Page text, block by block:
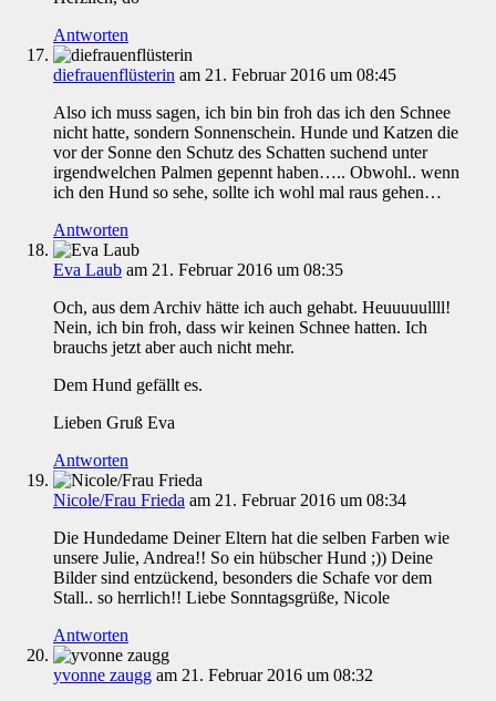
Antworten
diefrauenflüsterin am 21. Februar 2016 um 08:45
Also ich muss sagen, ich bin bin froh das ich den Schnee
nicht hatte, sondern Sonnenschein. Hunde und Katzen die
vor der Sonne den Schutz des Schatten suchend unter
irgendwelchen Palmen gepennt haben….. Obwohl.. wenn
ich den Hund so sehe, sollte ich wohl mal raus gehen…
Antworten
Eva Laub am 21. Februar 2016 um 08:35
Och, aus dem Archiv hätte ich auch gehabt. Heuuuuullll!
Nein, ich bin froh, dass wir keinen Schnee hatten. Ich
brauchs jetzt aber auch nicht mehr.
Dem Hund gefällt es.
Lieben Gruß Eva
Antworten
Nicole/Frau Frieda am 21. Februar 2016 um 08:34
Die Hundedame Deiner Eltern hat die selben Farben wie
unsere Julie, Andrea!! So ein hübscher Hund ;)) Deine
Bilder sind entzückend, besonders die Schafe vor dem
Stall.. so herrlich!! Liebe Sonntagsgrüße, Nicole
Antworten
yvonne zaugg am 21. Februar 2016 um 08:32